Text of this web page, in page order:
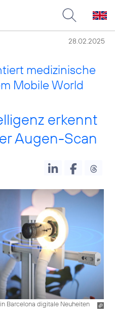
28.02.2025
medizinische
Mobile World
erkennt
Augen-Scan
Barcelona digitale Neuheiten